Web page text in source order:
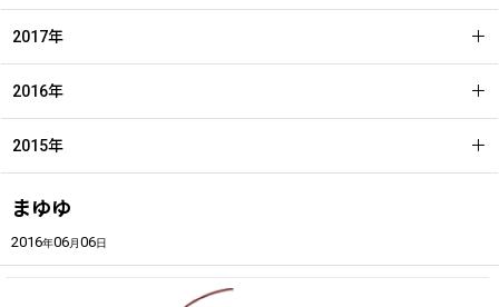
まゆゆ
2016年06月06日
2017年
2016年
2015年